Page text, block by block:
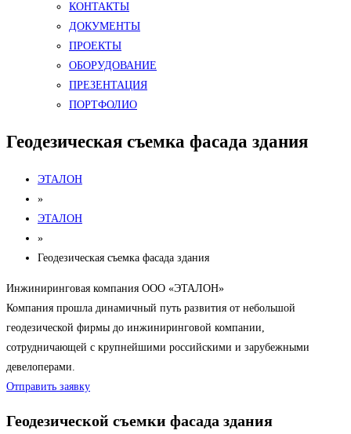
КОНТАКТЫ
ДОКУМЕНТЫ
ПРОЕКТЫ
ОБОРУДОВАНИЕ
ПРЕЗЕНТАЦИЯ
ПОРТФОЛИО
Геодезическая съемка фасада здания
ЭТАЛОН
»
ЭТАЛОН
»
Геодезическая съемка фасада здания
Инжиниринговая компания ООО «ЭТАЛОН»
Компания прошла динамичный путь развития от небольшой
геодезической фирмы до инжиниринговой компании,
сотрудничающей с крупнейшими российскими и зарубежными
девелоперами.
Отправить заявку
Геодезической съемки фасада здания